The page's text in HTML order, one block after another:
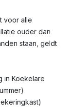
voor alle
ouder dan
staan, geldt
in Koekelare